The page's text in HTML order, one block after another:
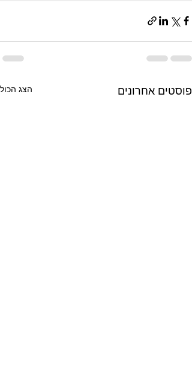
פוסטים אחרונים הצג הכול